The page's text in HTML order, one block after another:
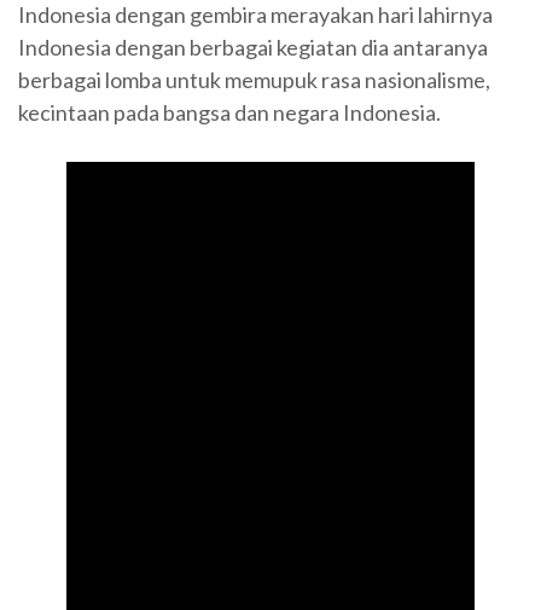
Indonesia dengan gembira merayakan hari lahirnya
Indonesia dengan berbagai kegiatan dia antaranya
berbagai lomba untuk memupuk rasa nasionalisme,
kecintaan pada bangsa dan negara Indonesia.